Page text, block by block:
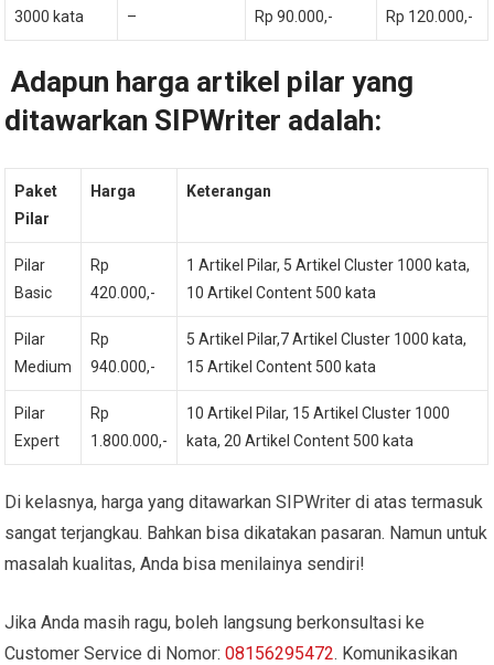
3000 kata – Rp 90.000,- Rp 120.000,-
Adapun harga artikel pilar yang
ditawarkan SIPWriter adalah:
Paket
Pilar
Harga Keterangan
Pilar
Basic
Rp
420.000,-
1 Artikel Pilar, 5 Artikel Cluster 1000 kata,
10 Artikel Content 500 kata
Pilar
Medium
Rp
940.000,-
5 Artikel Pilar,7 Artikel Cluster 1000 kata,
15 Artikel Content 500 kata
Pilar
Expert
Rp
1.800.000,-
10 Artikel Pilar, 15 Artikel Cluster 1000
kata, 20 Artikel Content 500 kata
Di kelasnya, harga yang ditawarkan SIPWriter di atas termasuk
sangat terjangkau. Bahkan bisa dikatakan pasaran. Namun untuk
masalah kualitas, Anda bisa menilainya sendiri!
Jika Anda masih ragu, boleh langsung berkonsultasi ke
Customer Service di Nomor: 08156295472. Komunikasikan